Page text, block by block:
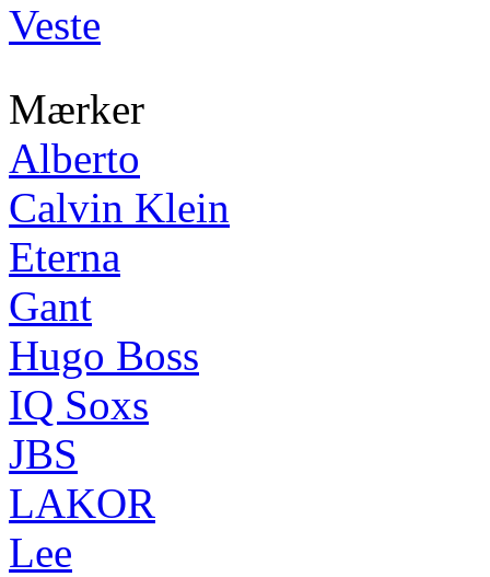
Veste
Mærker
Alberto
Calvin Klein
Eterna
Gant
Hugo Boss
IQ Soxs
JBS
LAKOR
Lee